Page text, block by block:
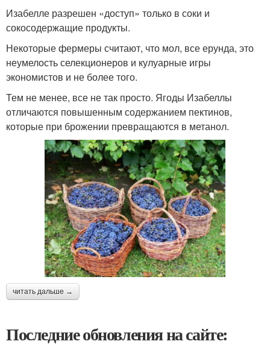
Изабелле разрешен «доступ» только в соки и
сокосодержащие продукты.
Некоторые фермеры считают, что мол, все ерунда, это
неумелость селекционеров и кулуарные игры
экономистов и не более того.
Тем не менее, все не так просто. Ягоды Изабеллы
отличаются повышенным содержанием пектинов,
которые при брожении превращаются в метанол.
читать дальше →
Последние обновления на сайте: